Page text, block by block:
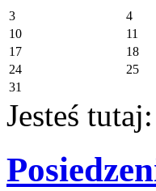
3 4
10
11
17
18
24
25
31
Jesteś tutaj: